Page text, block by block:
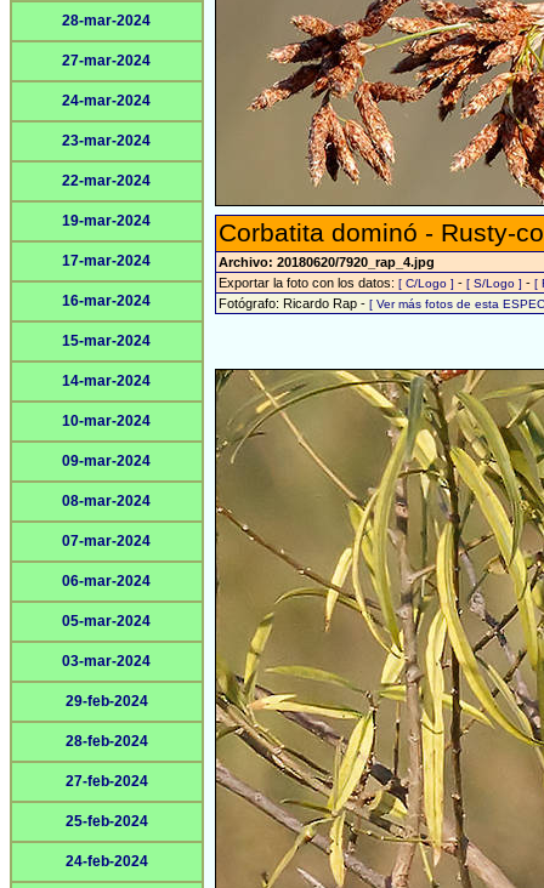
28-mar-2024
27-mar-2024
24-mar-2024
23-mar-2024
22-mar-2024
19-mar-2024
17-mar-2024
16-mar-2024
15-mar-2024
14-mar-2024
10-mar-2024
09-mar-2024
08-mar-2024
07-mar-2024
06-mar-2024
05-mar-2024
03-mar-2024
29-feb-2024
28-feb-2024
27-feb-2024
25-feb-2024
24-feb-2024
Corbatita dominó - Rusty-
Archivo: 20180620/7920_rap_4.jpg
Exportar la foto con los datos: [ C/Logo ] - [ S/Logo ] - [
Fotógrafo: Ricardo Rap - [ Ver más fotos de esta